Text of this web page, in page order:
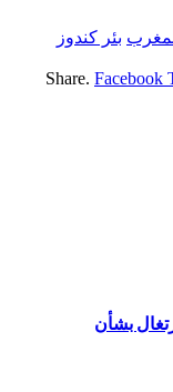
بئر كندوز
Share. Facebook
بشأن